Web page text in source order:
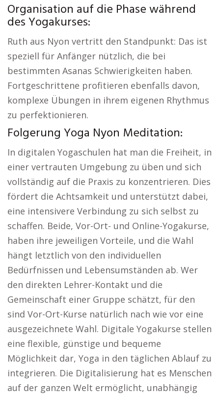
Organisation auf die Phase während
des Yogakurses:
Ruth aus Nyon vertritt den Standpunkt: Das ist
speziell für Anfänger nützlich, die bei
bestimmten Asanas Schwierigkeiten haben.
Fortgeschrittene profitieren ebenfalls davon,
komplexe Übungen in ihrem eigenen Rhythmus
zu perfektionieren.
Folgerung Yoga Nyon Meditation:
In digitalen Yogaschulen hat man die Freiheit, in
einer vertrauten Umgebung zu üben und sich
vollständig auf die Praxis zu konzentrieren. Dies
fördert die Achtsamkeit und unterstützt dabei,
eine intensivere Verbindung zu sich selbst zu
schaffen. Beide, Vor-Ort- und Online-Yogakurse,
haben ihre jeweiligen Vorteile, und die Wahl
hängt letztlich von den individuellen
Bedürfnissen und Lebensumständen ab. Wer
den direkten Lehrer-Kontakt und die
Gemeinschaft einer Gruppe schätzt, für den
sind Vor-Ort-Kurse natürlich nach wie vor eine
ausgezeichnete Wahl. Digitale Yogakurse stellen
eine flexible, günstige und bequeme
Möglichkeit dar, Yoga in den täglichen Ablauf zu
integrieren. Die Digitalisierung hat es Menschen
auf der ganzen Welt ermöglicht, unabhängig